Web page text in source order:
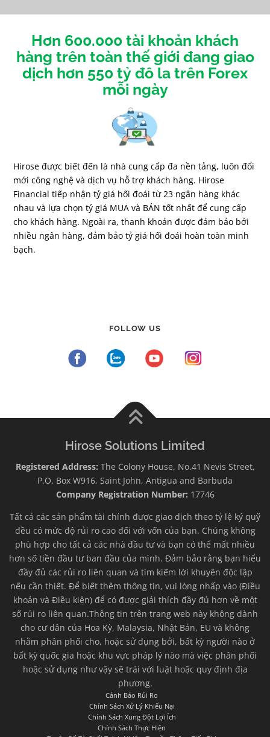
Hơn 600.000 tài khoản khách
hàng trên toàn thế giới đang giao
dịch hơn 550 tỷ đô la trên Forex
mỗi ngày
Hirose được biết đến là nhà cung cấp đa nền tảng, luôn đổi
mới công nghệ và dịch vụ hỗ trợ khách hàng. Hirose
Financial tiếp nhận tỷ giá hối đoái từ 23 ngân hàng khác
nhau và lựa chọn tỷ giá MUA và BÁN tốt nhất để cung cấp
cho khách hàng. Ngoài ra, thanh khoản được đảm bảo bởi
nhiều ngân hàng, đảm bảo tỷ giá hối đoái hoàn toàn minh
bạch.
FOLLOW US
Hirose Solutions Limited
Registered Address: The Colony House, No.41 Nevis Street,
P.O. Box W916, Saint John, Antigua and Barbuda
Company Registration Number: 17746
Tất cả các sản phẩm tài chính được giao dịch theo tỷ lệ ký quỹ
đều có mức độ rủi ro cao đối với vốn của bạn. Chúng không
phù hợp cho tất cả các nhà đầu tư và bạn có thể mất nhiều
hơn số tiền đầu tư ban đầu của mình. Đảm bảo rằng bạn hiểu
đầy đủ các rủi ro liên quan và tìm kiếm lời khuyên độc lập
nếu cần thiết. Để biết thêm thông tin, vui lòng nhấp vào (Điều
khoản và Điều kiện) để có được giải thích đầy đủ hơn về một
số rủi ro liên quan.Thông tin trên trang web này không dành
cho cư dân của Hoa Kỳ, Malaysia, Nhật Bản, EU và không
nhằm phân phối cho, hoặc sử dụng bởi, bất kỳ người nào ở
bất kỳ quốc gia hoặc khu vực pháp lý nào mà việc phân phối
hoặc sử dụng như vậy sẽ trái với luật hoặc quy định địa
phương.
Cảnh Báo Rủi Ro
Chính Sách Xử Lý Khiếu Nại
Chính Sách Xung Đột Lợi Ích
Chính Sách Thực Hiện